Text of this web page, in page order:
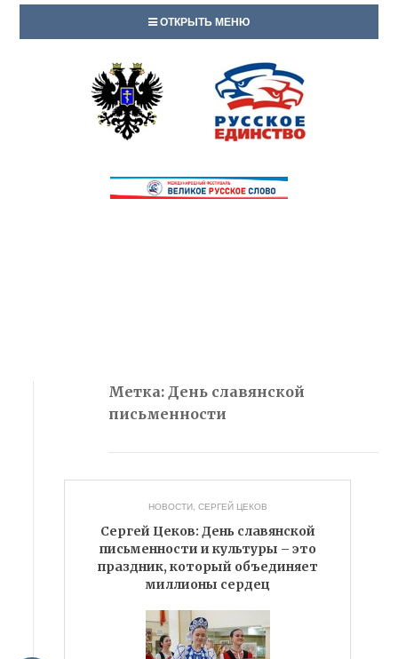
ОТКРЫТЬ МЕНЮ
Метка:День славянской
письменности
НОВОСТИ, СЕРГЕЙ ЦЕКОВ
Сергей Цеков: День славянской
письменности и культуры – это
праздник, который объединяет
миллионы сердец